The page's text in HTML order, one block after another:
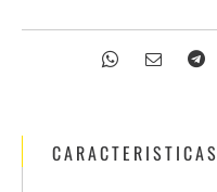
CARACTERISTICAS